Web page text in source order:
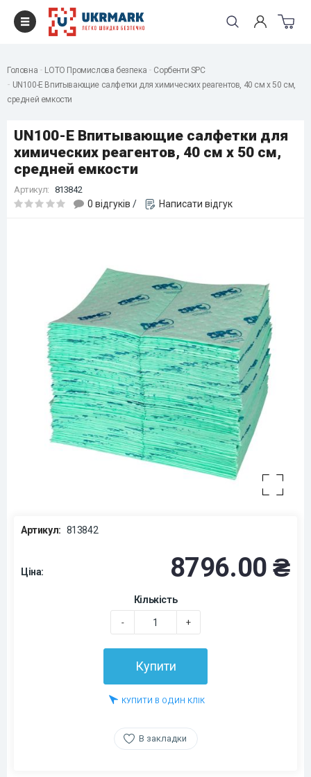
Головна LOTO Промислова безпека
Сорбенти SPC
UN100-E Впитывающие салфетки для химических реагентов, 40 см x 50 см,
cредней емкости
UN100-E Впитывающие салфетки для
химических реагентов, 40 см x 50 см,
cредней емкости
Артикул: 813842
0 відгуків / Написати відгук
Артикул: 813842
Ціна: 8796.00 ₴
Кількість
- +
Купити
КУПИТИ В ОДИН КЛІК
В закладки